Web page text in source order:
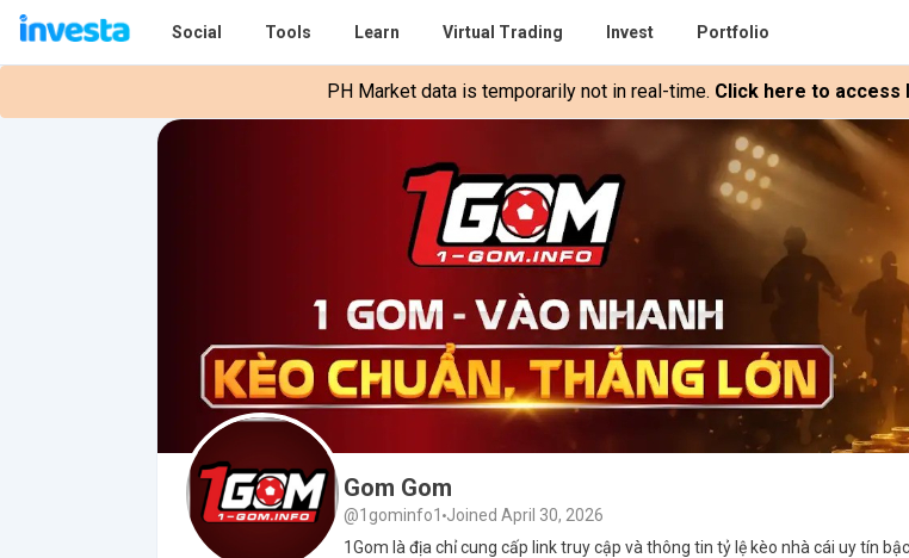
Social Tools Learn Virtual Trading Invest Portfolio
PH Market data is temporarily not in real-time. Click here to access
Gom Gom
@1gominfo1 Joined April 30, 2026
1Gom là địa chỉ cung cấp link truy cập và thông tin tỷ lệ kèo nhà cái uy tín